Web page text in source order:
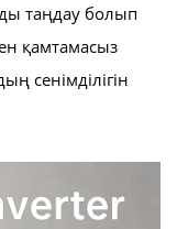
таңдау болып
қамтамасыз
сенімділігін